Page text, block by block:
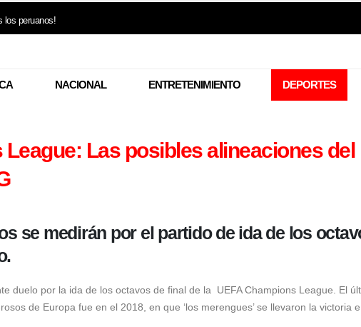
los peruanos!
NACIONAL ENTRETENIMIENTO DEPORTES
League: Las posibles alineaciones del
se medirán por el partido de ida de los
duelo por la ida de los octavos de final de la UEFA Champions League . El
de Europa fue en el 2018, en que ‘los merengues’ se llevaron la victoria